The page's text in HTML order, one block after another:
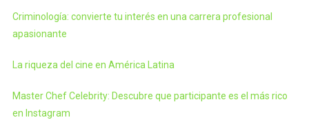
Criminología: convierte tu interés en una carrera profesional
apasionante
La riqueza del cine en América Latina
Master Chef Celebrity: Descubre que participante es el más rico
en Instagram